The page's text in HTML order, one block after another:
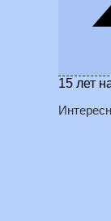
15 лет